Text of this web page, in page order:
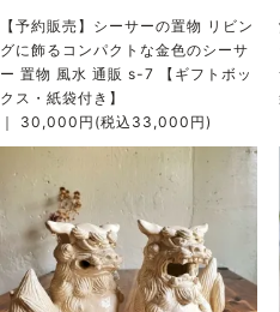
【予約販売】シーサーの置物 リビン
グに飾るコンパクトな金色のシーサ
ー 置物 風水 通販 s-7 【ギフトボッ
クス・紙袋付き】
｜ 30,000円(税込33,000円)